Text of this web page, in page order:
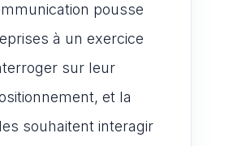
pousse
à un exercice
sur leur
et la
souhaitent interagir